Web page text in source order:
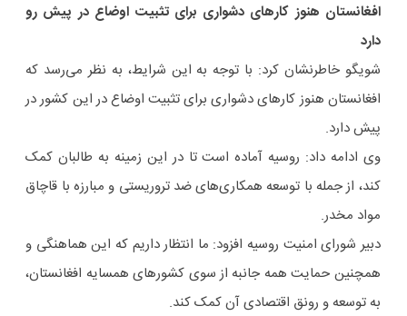
افغانستان هنوز کارهای دشواری برای تثبیت اوضاع در پیش رو
دارد
شویگو خاطرنشان کرد: با توجه به این شرایط، به نظر می‌رسد که
افغانستان هنوز کارهای دشواری برای تثبیت اوضاع در این کشور در
پیش دارد.
وی ادامه داد: روسیه آماده است تا در این زمینه به طالبان کمک
کند، از جمله با توسعه همکاری‌های ضد تروریستی و مبارزه با قاچاق
مواد مخدر.
دبیر شورای امنیت روسیه افزود: ما انتظار داریم که این هماهنگی و
همچنین حمایت همه جانبه از سوی کشورهای همسایه افغانستان،
به توسعه و رونق اقتصادی آن کمک کند.